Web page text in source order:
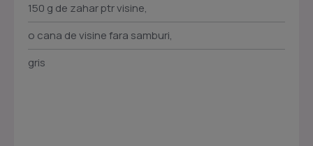
150 g de zahar ptr visine,
o cana de visine fara samburi,
gris